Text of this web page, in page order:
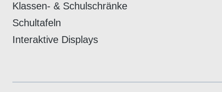
Klassen- & Schulschränke
Schultafeln
Interaktive Displays